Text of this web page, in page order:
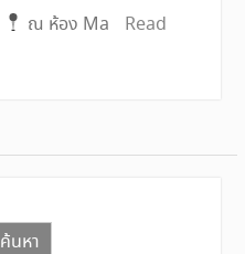
ณ ห้อง Ma
Read
ค้นหา